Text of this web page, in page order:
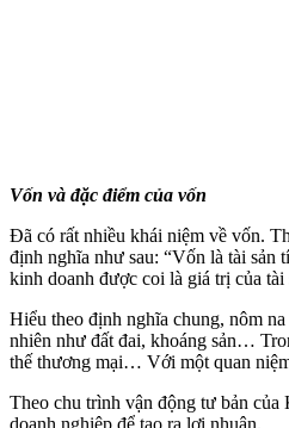
Vốn và đặc điểm của vốn
Đã có rất nhiều khái niệm về vốn.
định nghĩa như sau: “Vốn là tài sản
kinh doanh được coi là giá trị của
Hiểu theo định nghĩa chung, nôm
nhiên như đất đai, khoáng sản…
thế thương mại… Với một quan
Theo chu trình vận động tư bản
doanh nghiệp để tạo ra lợi nhuận.